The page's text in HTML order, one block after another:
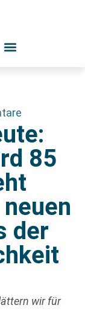
85
der
wir für